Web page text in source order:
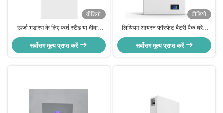
वीडियो
ऊर्जा भंडारण के लिए फर्श स्टैंड या दीवार
माउंट 51.2V100ah लिथियम आयरन
फॉस्फेट बैटरी
सर्वोत्तम मूल्य प्राप्त करें
वीडियो
लिथियम आयरन फॉस्फेट बैटरी पैक घरेलू
सौर ऊर्जा भंडारण दीवार पर लगे लिथियम
आयरन फॉस्फेट बैटरी 51.2V 6.144KW
सर्वोत्तम मूल्य प्राप्त करें